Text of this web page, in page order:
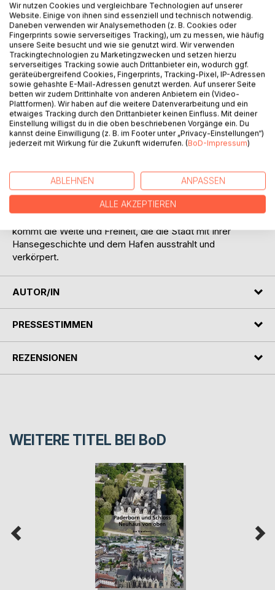
In Hamburg sagt man ''Moin'', das hat nichts mit der
Tageszeit zu tun, Moin ist viel mehr als ein ''Hallo'' oder
''Guten Tag'', Moin verspricht hanseatische Wärme und die
gibt es in Hamburg zuhauf. Die Hamburger sind bekannt für
Herzlichkeit, Offenheit und ein bisschen Ironie.
Was aber ist es im Einzelnen, das Hamburg so attraktiv
macht? Ich lebe nun schon einige Jahre in der Hansestadt
und bin mir sicher, dass es ein Zusammenspiel aus
Toleranz und Herzlichkeit der Hamburger ist, ebenso wie
die fantastische Kulisse der Stadt, in die man nicht nur in
der Innenstadt eintauchen kann, sondern auch in den
Spaziergang an der Alster ist ebenso schön, wie durch die
moderne HafenCity mit ihrer Elbphilharmonie zu
schlendern; Hamburg hat alles - Natur und Erholung
kommt die Weite und Freiheit, die die Stadt mit Ihrer
Hansegeschichte und dem Hafen ausstrahlt und
verkörpert.
AUTOR/IN
PRESSESTIMMEN
REZENSIONEN
WEITERE TITEL BEI BoD
Wir nutzen Cookies und vergleichbare Technologien auf unserer
Website. Einige von ihnen sind essenziell und technisch notwendig.
Daneben verwenden wir Analysemethoden (z. B. Cookies oder
Fingerprints sowie serverseitiges Tracking), um zu messen, wie häufig
unsere Seite besucht und wie sie genutzt wird. Wir verwenden
Trackingtechnologien zu Marketingzwecken und setzen hierzu
serverseitiges Tracking sowie auch Drittanbieter ein, wodurch ggf.
geräteübergreifend Cookies, Fingerprints, Tracking-Pixel, IP-Adressen
sowie gehashte E-Mail-Adressen genutzt werden. Auf unserer Seite
betten wir zudem Drittinhalte von anderen Anbietern ein (Video-
Plattformen). Wir haben auf die weitere Datenverarbeitung und ein
etwaiges Tracking durch den Drittanbieter keinen Einfluss. Mit deiner
Einstellung willigst du in die oben beschriebenen Vorgänge ein. Du
kannst deine Einwilligung (z. B. im Footer unter „Privacy-Einstellungen“)
jederzeit mit Wirkung für die Zukunft widerrufen. (BoD-Impressum)
ABLEHNEN ANPASSEN
ALLE AKZEPTIEREN